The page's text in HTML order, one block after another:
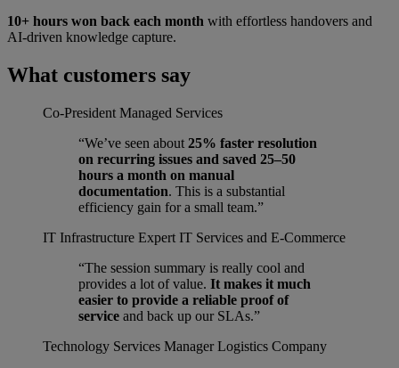
10+ hours won back each month with effortless handovers and
AI-driven knowledge capture.
What customers say
Co-President Managed Services
“We’ve seen about 25% faster resolution
on recurring issues and saved 25–50
hours a month on manual
documentation. This is a substantial
efficiency gain for a small team.”
IT Infrastructure Expert IT Services and E-Commerce
“The session summary is really cool and
provides a lot of value. It makes it much
easier to provide a reliable proof of
service and back up our SLAs.”
Technology Services Manager Logistics Company